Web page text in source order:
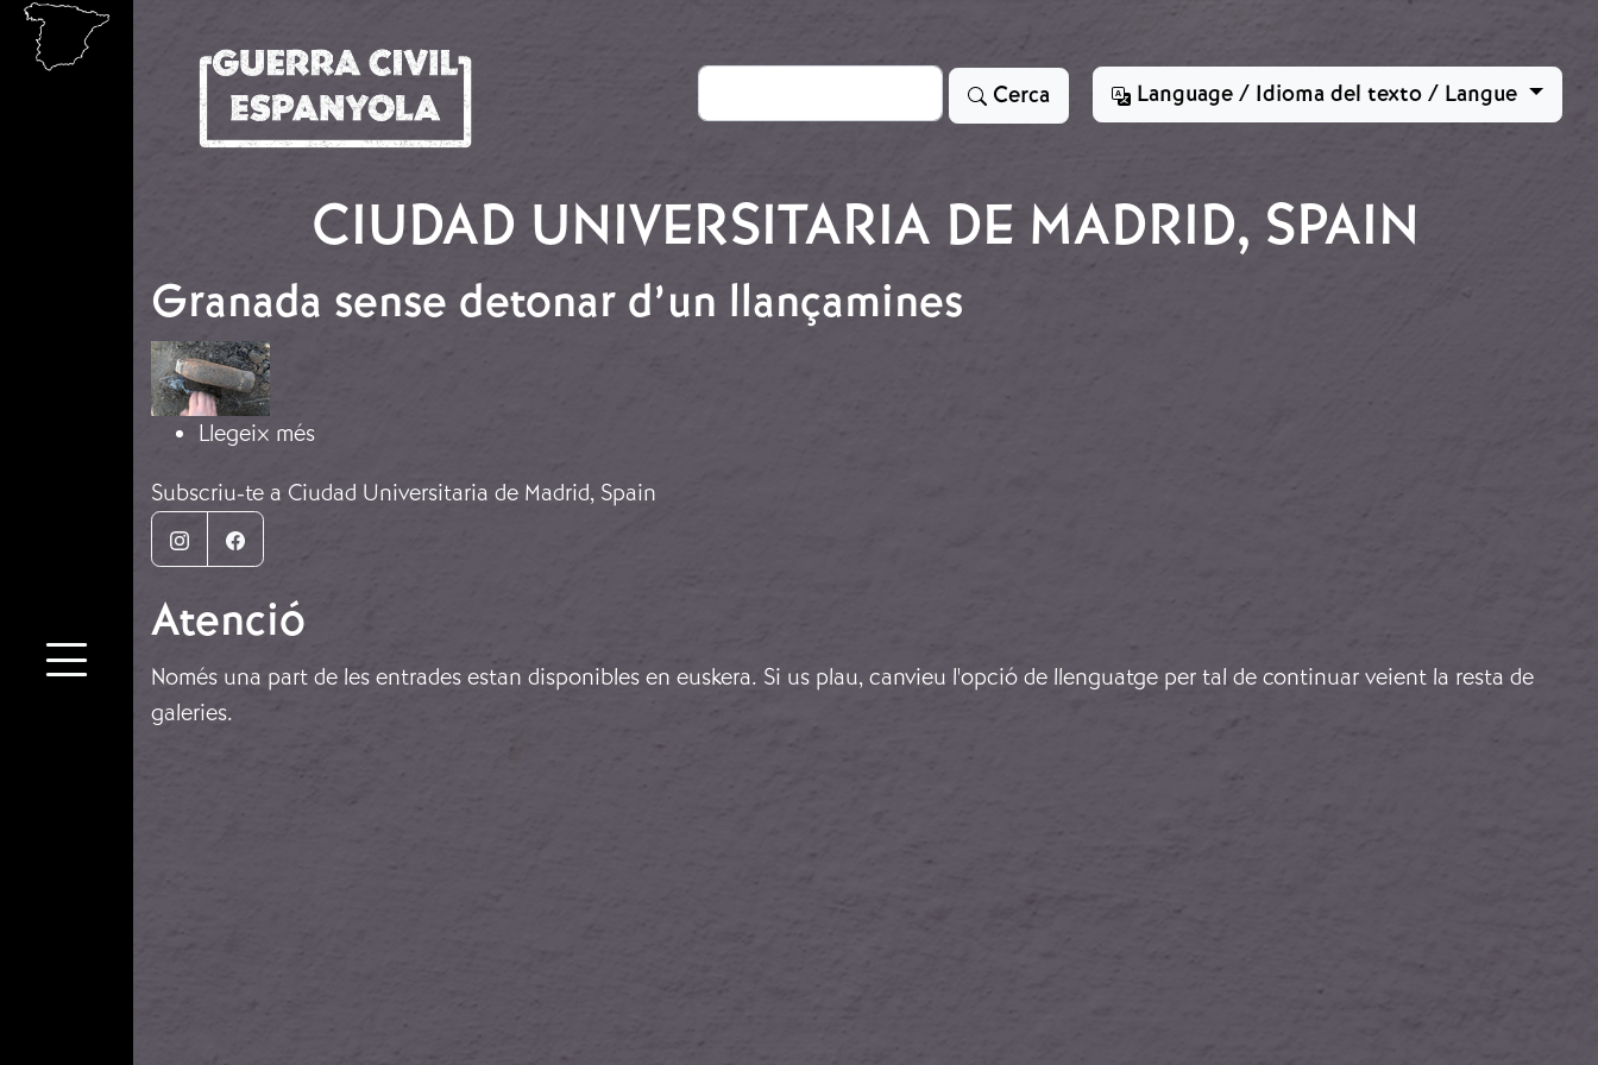
Vés al contingut
Cerca Cerca Language / Idioma del texto / Langue
CIUDAD UNIVERSITARIA DE MADRID, SPAIN
Granada sense detonar d’un llançamines
Imatge
Llegeix méssobre Granada sense detonar d’un llançamines
Subscriu-te a Ciudad Universitaria de Madrid, Spain
InstagramFacebook
Atenció
Només una part de les entrades estan disponibles en euskera. Si us plau, canvieu l'opció de llenguatge per tal de continuar veient la resta de
galeries.